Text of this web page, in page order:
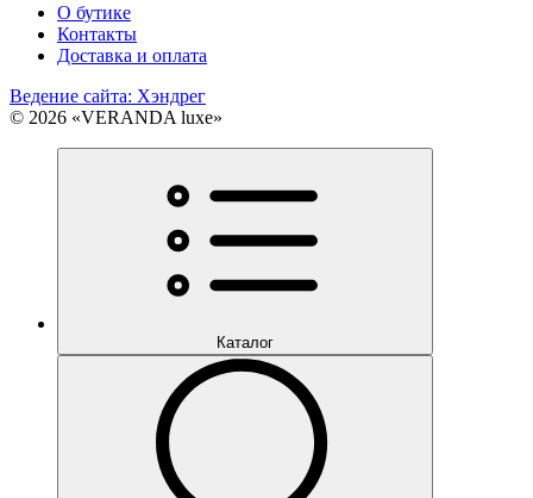
О бутике
Контакты
Доставка и оплата
Ведение сайта: Хэндрег
© 2026 «VERANDA luxe»
Каталог